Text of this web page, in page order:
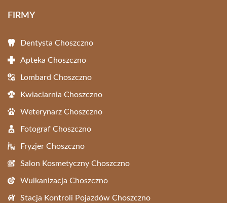
FIRMY
Dentysta Choszczno
Apteka Choszczno
Lombard Choszczno
Kwiaciarnia Choszczno
Weterynarz Choszczno
Fotograf Choszczno
Fryzjer Choszczno
Salon Kosmetyczny Choszczno
Wulkanizacja Choszczno
Stacja Kontroli Pojazdów Choszczno